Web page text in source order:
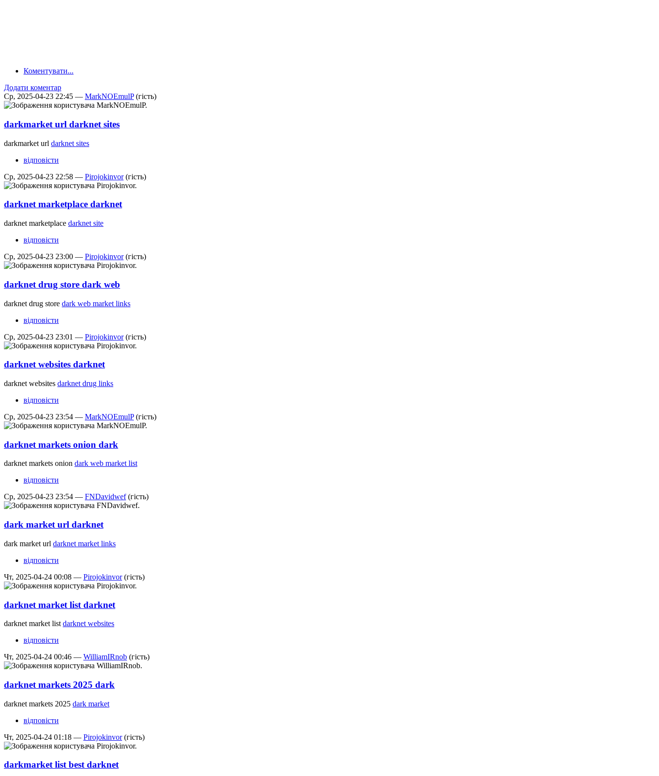
Коментувати...
Додати коментар
Ср, 2025-04-23 22:45 — MarkNOEmulP(гість)
darkmarket url darknet sites
darkmarket url darknet sites
відповісти
Ср, 2025-04-23 22:58 — Pirojokinvor(гість)
darknet marketplace darknet
darknet marketplace darknet site
відповісти
Ср, 2025-04-23 23:00 — Pirojokinvor(гість)
darknet drug store dark web
darknet drug store dark web market links
відповісти
Ср, 2025-04-23 23:01 — Pirojokinvor(гість)
darknet websites darknet
darknet websites darknet drug links
відповісти
Ср, 2025-04-23 23:54 — MarkNOEmulP(гість)
darknet markets onion dark
darknet markets onion dark web market list
відповісти
Ср, 2025-04-23 23:54 — FNDavidwef(гість)
dark market url darknet
dark market url darknet market links
відповісти
Чт, 2025-04-24 00:08 — Pirojokinvor(гість)
darknet market list darknet
darknet market list darknet websites
відповісти
Чт, 2025-04-24 00:46 — WilliamIRnob (гість)
darknet markets 2025 dark
darknet markets 2025 dark market
відповісти
Чт, 2025-04-24 01:18 — Pirojokinvor(гість)
darkmarket list best darknet